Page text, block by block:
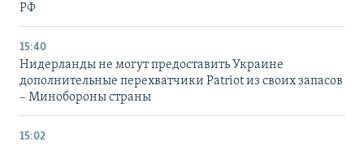
РФ
15:40
Нидерланды не могут предоставить Украине
дополнительные перехватчики Patriot из своих запасов
– Минобороны страны
15:02